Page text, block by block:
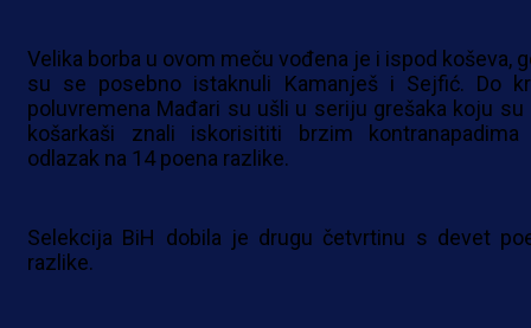
Velika borba u ovom meču vođena je i ispod koševa,
su se posebno istaknuli Kamanješ i Sejfić. Do
poluvremena Mađari su ušli u seriju grešaka koju su
košarkaši znali iskorisititi brzim
odlazak na 14 poena razlike.
Selekcija BiH dobila je drugu četvrtinu s devet
razlike.